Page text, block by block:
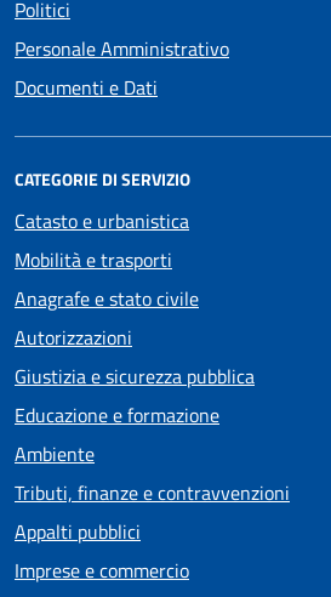
Politici
Personale Amministrativo
Documenti e Dati
CATEGORIE DI SERVIZIO
Catasto e urbanistica
Mobilità e trasporti
Anagrafe e stato civile
Autorizzazioni
Giustizia e sicurezza pubblica
Educazione e formazione
Ambiente
Tributi, finanze e contravvenzioni
Appalti pubblici
Imprese e commercio